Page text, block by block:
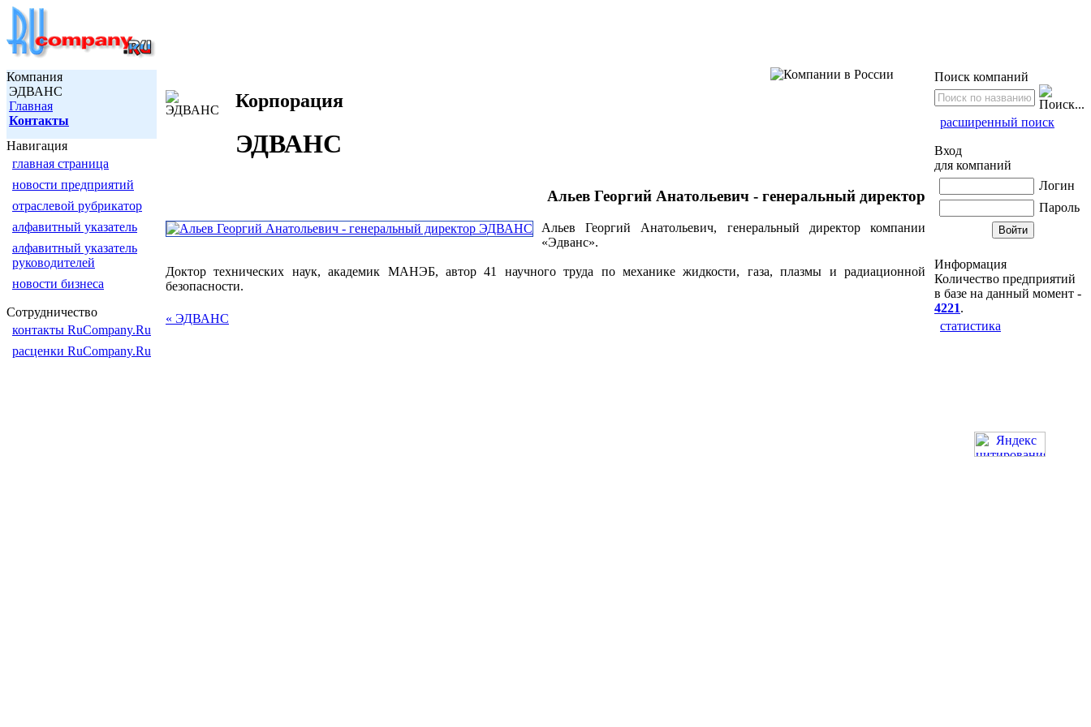
Компания
ЭДВАНС
Главная
Контакты
Навигация
главная страница
новости предприятий
отраслевой рубрикатор
алфавитный указатель
алфавитный указатель
руководителей
новости бизнеса
Сотрудничество
контакты RuCompany.Ru
расценки RuCompany.Ru
Корпорация
ЭДВАНС
Альев Георгий Анатольевич - генеральный директор
Альев Георгий Анатольевич, генеральный директор компании
«Эдванс».
Доктор технических наук, академик МАНЭБ, автор 41 научного труда по механике жидкости, газа, плазмы и радиационной
безопасности.
« ЭДВАНС
Поиск компаний
расширенный поиск
Вход
для компаний
Логин
Пароль
Информация
Количество предприятий
в базе на данный момент -
4221.
статистика